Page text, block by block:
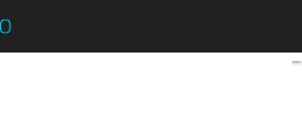
Luigi Jovacchini